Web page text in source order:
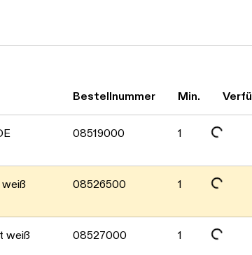
Bestellnummer Min.
08519000 1 Daten
08526500 1
weiß
08527000 1